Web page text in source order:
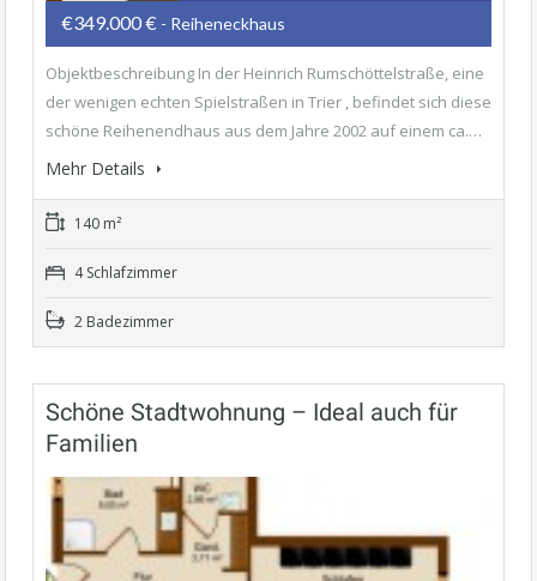
€349.000 € - Reiheneckhaus
Objektbeschreibung In der Heinrich Rumschöttelstraße, eine
der wenigen echten Spielstraßen in Trier , befindet sich diese
schöne Reihenendhaus aus dem Jahre 2002 auf einem ca.…
Mehr Details
140 m²
4 Schlafzimmer
2 Badezimmer
Schöne Stadtwohnung – Ideal auch für
Familien